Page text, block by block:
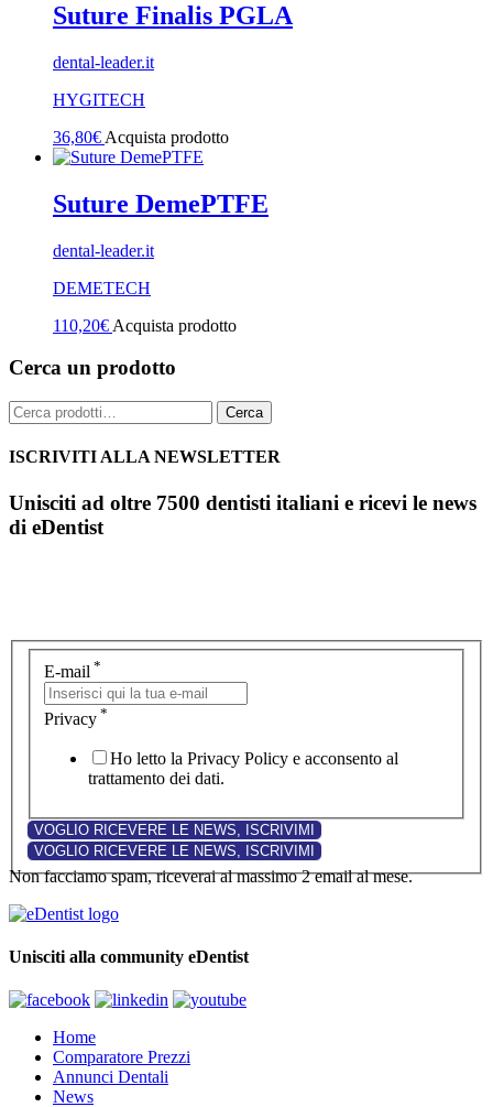
Suture Finalis PGLA
dental-leader.it
HYGITECH
36,80€ Acquista prodotto
Suture DemePTFE
dental-leader.it
DEMETECH
110,20€ Acquista prodotto
Cerca un prodotto
Cerca: Cerca
ISCRIVITI ALLA NEWSLETTER
Unisciti ad oltre 7500 dentisti italiani e ricevi le news
di eDentist
E-mail *
Privacy *
Ho letto la Privacy Policy e acconsento al
trattamento dei dati.
Non facciamo spam, riceverai al massimo 2 email al mese.
Unisciti alla community eDentist
Home
Comparatore Prezzi
Annunci Dentali
News